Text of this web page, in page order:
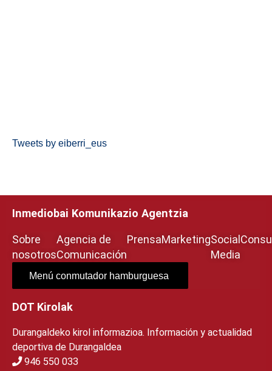
Tweets by eiberri_eus
Inmediobai Komunikazio Agentzia
Sobre
nosotros
Agencia de
Comunicación
PrensaMarketingSocial
Media
Menú conmutador hamburguesa
DOT Kirolak
Durangaldeko kirol informazioa. Información y actualidad
deportiva de Durangaldea
946 550 033